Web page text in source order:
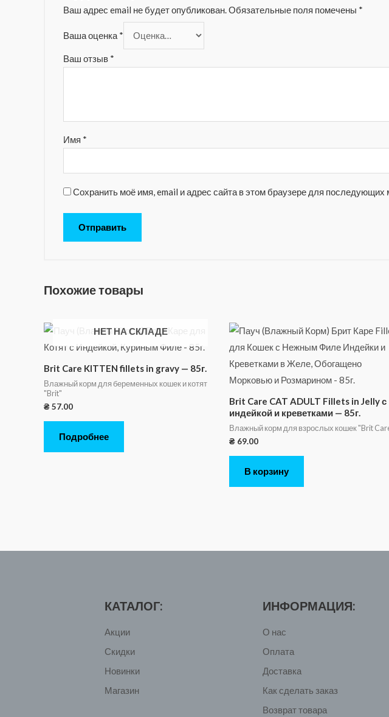
Ваш адрес email не будет опубликован.Обязательные поля помечены *
Ваша оценка *
Ваш отзыв *
Имя *
Сохранить моё имя, email и адрес сайта в этом браузере для последующих
Похожие товары
НЕТ НА СКЛАДЕ
Brit Care KITTEN fillets in gravy — 85г.
Влажный корм для беременных кошек и котят
"Brit"
₴ 57.00
Подробнее
Brit Care CAT ADULT Fillets in Jelly с
индейкой и креветками — 85г.
Влажный корм для взрослых кошек "Brit
₴ 69.00
В корзину
КАТАЛОГ:
Акции
Скидки
Новинки
Магазин
ИНФОРМАЦИЯ:
О нас
Оплата
Доставка
Как сделать заказ
Возврат товара